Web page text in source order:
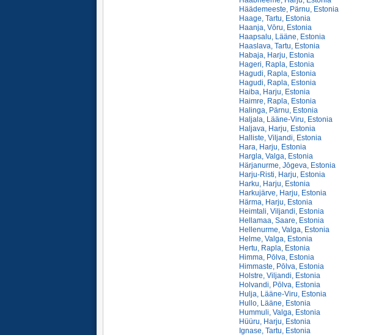
Häädemeeste, Pärnu, Estonia
Haage, Tartu, Estonia
Haanja, Vōru, Estonia
Haapsalu, Lääne, Estonia
Haaslava, Tartu, Estonia
Habaja, Harju, Estonia
Hageri, Rapla, Estonia
Hagudi, Rapla, Estonia
Hagudi, Rapla, Estonia
Haiba, Harju, Estonia
Haimre, Rapla, Estonia
Halinga, Pärnu, Estonia
Haljala, Lääne-Viru, Estonia
Haljava, Harju, Estonia
Halliste, Viljandi, Estonia
Hara, Harju, Estonia
Hargla, Valga, Estonia
Härjanurme, Jōgeva, Estonia
Harju-Risti, Harju, Estonia
Harku, Harju, Estonia
Harkujärve, Harju, Estonia
Härma, Harju, Estonia
Heimtali, Viljandi, Estonia
Hellamaa, Saare, Estonia
Hellenurme, Valga, Estonia
Helme, Valga, Estonia
Hertu, Rapla, Estonia
Himma, Pōlva, Estonia
Himmaste, Pōlva, Estonia
Holstre, Viljandi, Estonia
Holvandi, Pōlva, Estonia
Hulja, Lääne-Viru, Estonia
Hullo, Lääne, Estonia
Hummuli, Valga, Estonia
Hüüru, Harju, Estonia
Ignase, Tartu, Estonia